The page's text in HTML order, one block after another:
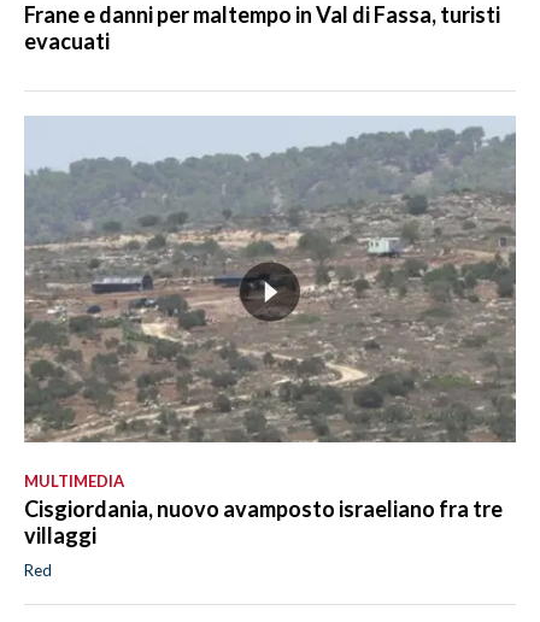
Frane e danni per maltempo in Val di Fassa, turisti
evacuati
MULTIMEDIA
Cisgiordania, nuovo avamposto israeliano fra tre
villaggi
Red